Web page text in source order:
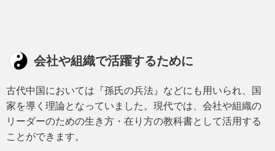
会社や組織で活躍するために
古代中国においては『孫氏の兵法』などにも用いられ、国
家を導く理論となっていました。現代では、会社や組織の
リーダーのための生き方・在り方の教科書として活用する
ことができます。